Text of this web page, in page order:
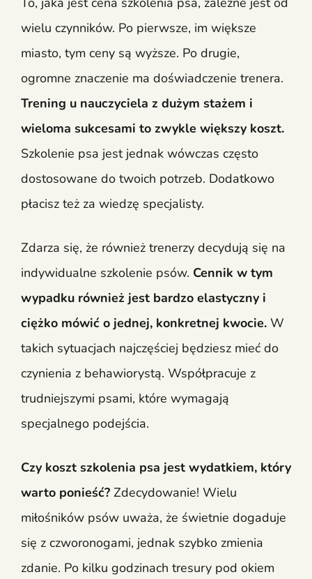
wielu czynników. Po pierwsze, im większe
miasto, tym ceny są wyższe. Po drugie,
ogromne znaczenie ma doświadczenie trenera.
Trening u nauczyciela z dużym stażem i
wieloma sukcesami to zwykle większy koszt.
Szkolenie psa jest jednak wówczas często
dostosowane do twoich potrzeb. Dodatkowo
płacisz też za wiedzę specjalisty.
Zdarza się, że również trenerzy decydują się na
indywidualne szkolenie psów. Cennik w tym
wypadku również jest bardzo elastyczny i
ciężko mówić o jednej, konkretnej kwocie. W
takich sytuacjach najczęściej będziesz mieć do
czynienia z behawiorystą. Współpracuje z
trudniejszymi psami, które wymagają
specjalnego podejścia.
Czy koszt szkolenia psa jest wydatkiem, który
warto ponieść? Zdecydowanie! Wielu
miłośników psów uważa, że świetnie dogaduje
się z czworonogami, jednak szybko zmienia
zdanie. Po kilku godzinach tresury pod okiem